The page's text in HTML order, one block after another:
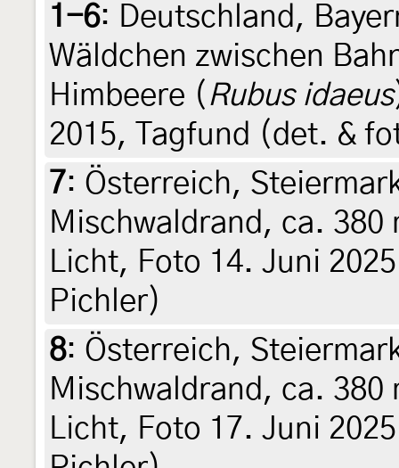
1-6: Deutschland,
Wäldchen zwischen
Himbeere ( Rubus idaeus
2015, Tagfund (det. &
7: Österreich,
Mischwaldrand, ca.
Licht, Foto 14. Juni
Pichler)
8: Österreich,
Mischwaldrand, ca.
Licht, Foto 17. Juni